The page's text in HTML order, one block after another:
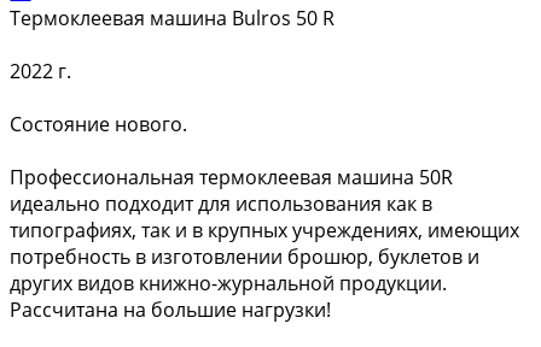
Термоклеевая машина Bulros 50 R
2022 г.
Состояние нового.
Профессиональная термоклеевая машина 50R
идеально подходит для использования как в
типографиях, так и в крупных учреждениях, имеющих
потребность в изготовлении брошюр, буклетов и
других видов книжно-журнальной продукции.
Рассчитана на большие нагрузки!